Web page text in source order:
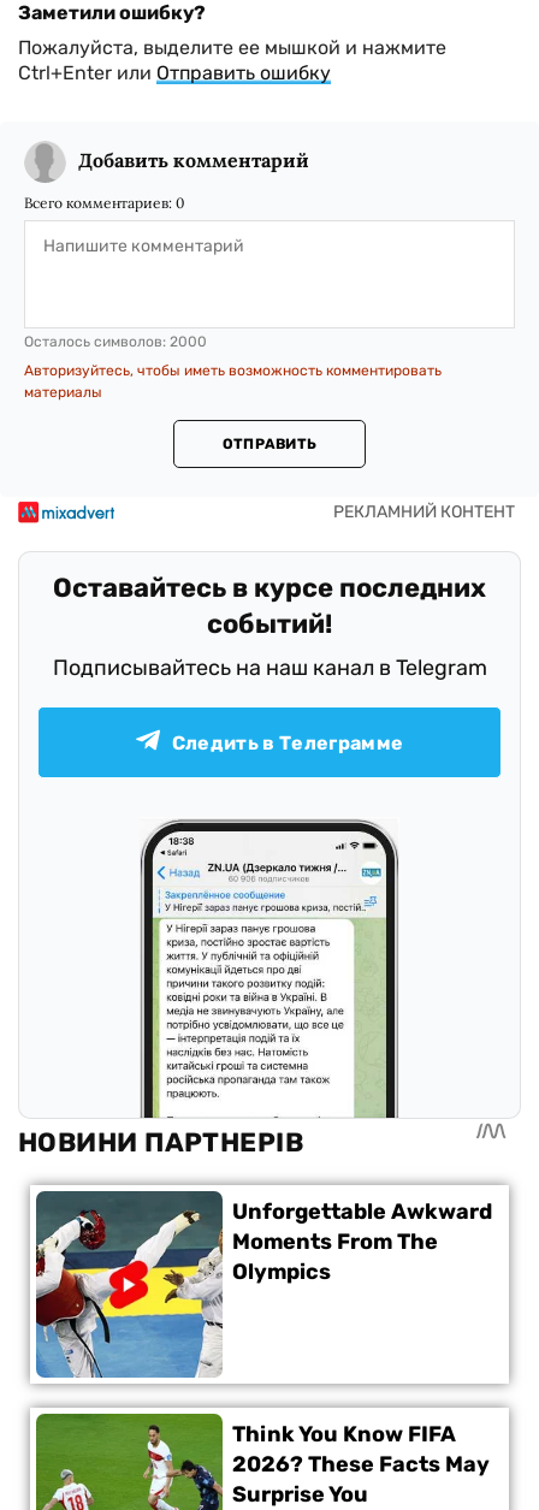
Заметили ошибку?
Пожалуйста, выделите ее мышкой и нажмите
Ctrl+Enter или Отправить ошибку
Добавить комментарий
Всего комментариев: 0
Осталось символов: 2000
Авторизуйтесь, чтобы иметь возможность комментировать
материалы
ОТПРАВИТЬ
Оставайтесь в курсе последних
событий!
Подписывайтесь на наш канал в Telegram
Следить в Телеграмме